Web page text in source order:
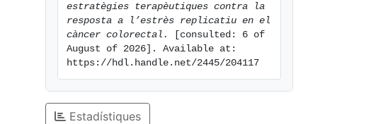
estratègies terapèutiques contra la
resposta a l’estrès replicatiu en el
càncer colorectal.
[consulted: 6 of
August of 2026]. Available at:
https://hdl.handle.net/2445/204117
Estadístiques